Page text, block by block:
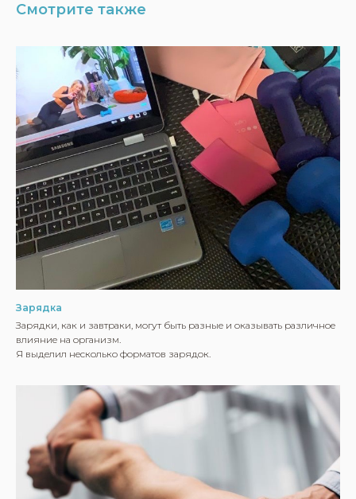
Смотрите также
Зарядка
Зарядки, как и завтраки, могут быть разные и оказывать различное
влияние на организм.
Я выделил несколько форматов зарядок.